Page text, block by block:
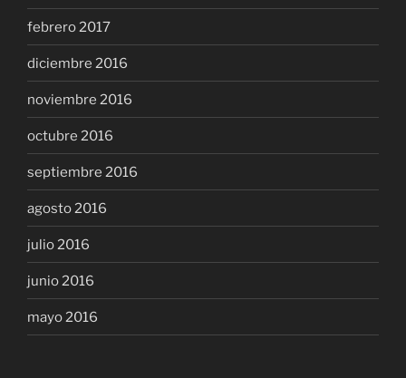
febrero 2017
diciembre 2016
noviembre 2016
octubre 2016
septiembre 2016
agosto 2016
julio 2016
junio 2016
mayo 2016